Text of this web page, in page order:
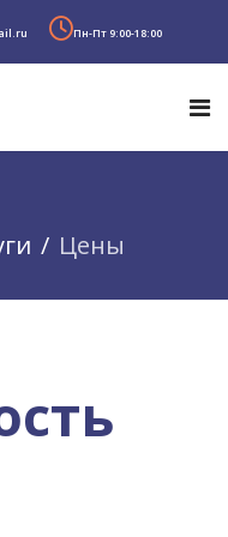
Пн-Пт 9:00-18:00
Цены